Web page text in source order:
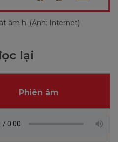
âm h. (Ảnh: Internet)
lại
Phiên âm